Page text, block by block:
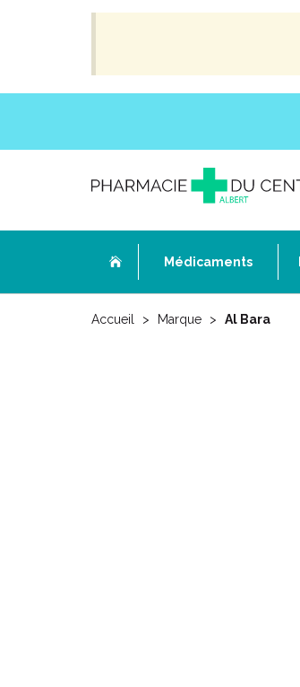
Médicaments
Accueil Marque Al Bara